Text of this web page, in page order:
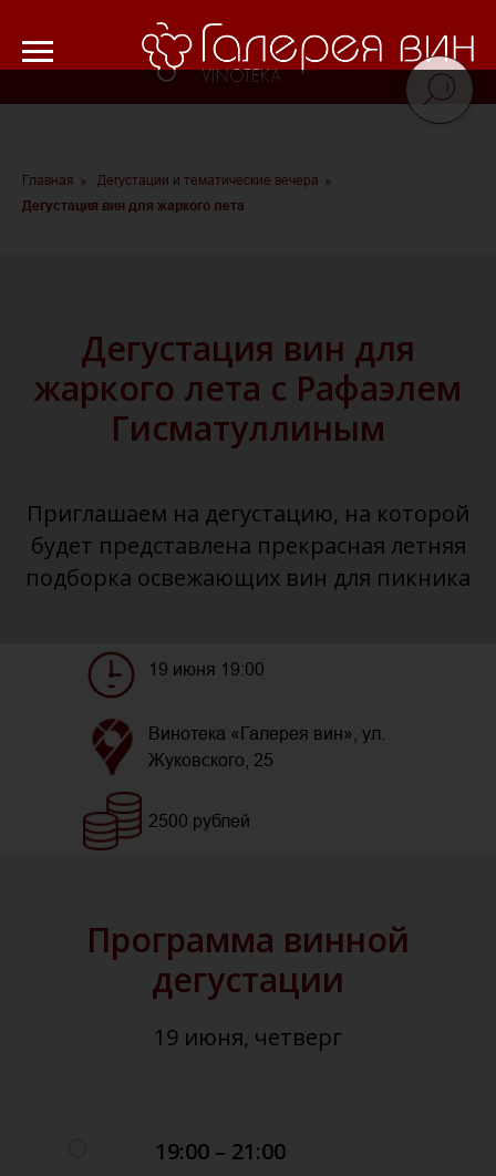
Главная » Дегустации и тематические вечера »
Дегустация вин для жаркого лета
Дегустация вин для
жаркого лета с Рафаэлем
Гисматуллиным
Приглашаем на дегустацию, на которой
будет представлена прекрасная летняя
подборка освежающих вин для пикника
19 июня 19:00
Винотека «Галерея вин», ул.
Жуковского, 25
2500 рублей
Программа винной
дегустации
19 июня, четверг
19:00 – 21:00